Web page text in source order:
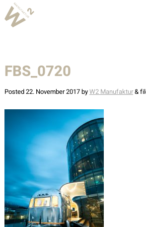
Leistungen
Team
Stellenangebote
Projekte
Alle
Gastronomie & Hotellerie
Gewerbe & Sonderbauten
Privathäuser
FBS_0720
Posted22. November 2017byW2 Manufaktur&